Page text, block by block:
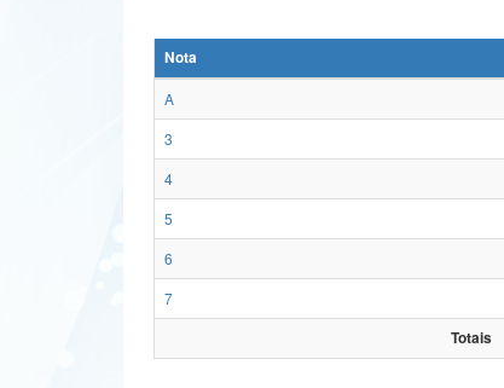
Nota
A
3
4
5
6
7
Totais